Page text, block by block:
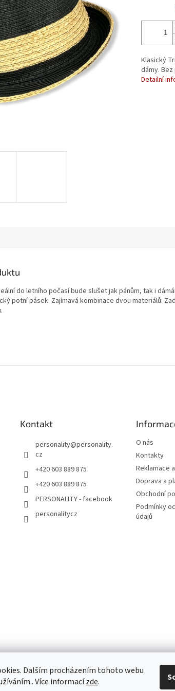
Dalším procházením tohoto webu
Více informacízde.
Klasický
dámy.
Detailní
do letního počasí bude slušet jak pánům, tak i
potní pásek. Zajímavá kombinace dvou materiálů.
Kontakt
personality@personality.
cz
+420 603 889 875
+420 603 889 875
PERSONALITY - facebook
personalitycz
O nás
Kontakty
Reklamace
Doprava a
Obchodní
Podmínky
údajů